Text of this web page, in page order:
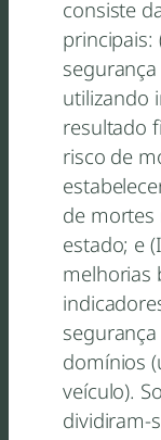
consiste
principais:
utilizando
resultado
risco de
de mortes
estado; e
melhorias
domínios
veículo).
dividiram-